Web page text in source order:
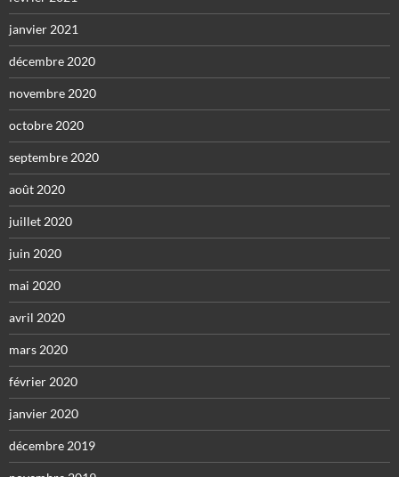
janvier 2021
décembre 2020
novembre 2020
octobre 2020
septembre 2020
août 2020
juillet 2020
juin 2020
mai 2020
avril 2020
mars 2020
février 2020
janvier 2020
décembre 2019